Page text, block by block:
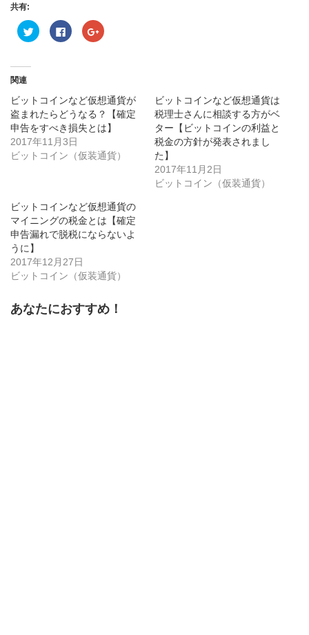
共有:
ク
リ
共
有
(新
し
い
ウ
ィ
ン
ド
ま
す)
Facebook
で
ク
リ
ッ
ク
し
て
く
だ
さ
ウ
ィ
ン
ド
ウ
き
ま
す)
ク
リ
共
有
(新
し
い
ウ
ン
ド
ま
す)
関連
ビットコインなど仮想通貨が
盗まれたらどうなる？【確定
申告をすべき損失とは】
2017年11月3日
ビットコイン（仮装通貨）
ビットコインなど仮想通貨は
税理士さんに相談する方がベ
ター【ビットコインの利益と
税金の方針が発表されまし
た】
2017年11月2日
ビットコイン（仮装通貨）
ビットコインなど仮想通貨の
マイニングの税金とは【確定
申告漏れで脱税にならないよ
うに】
2017年12月27日
ビットコイン（仮装通貨）
あなたにおすすめ！